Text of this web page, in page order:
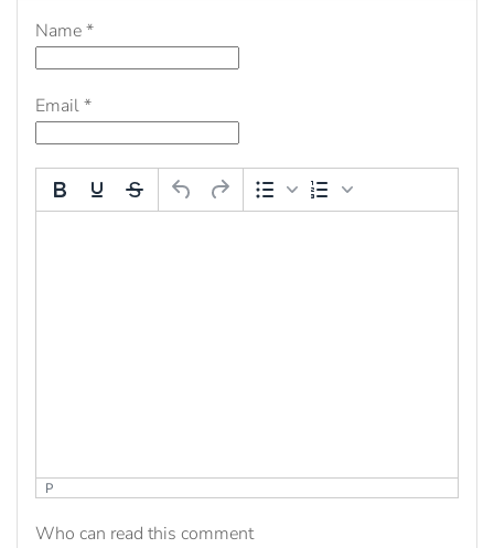
Name*
Email*
P
Who can read this comment